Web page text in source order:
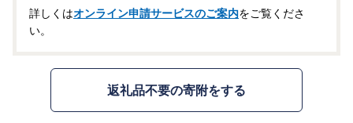
詳しくはオンライン申請サービスのご案内をご覧くださ
い。
返礼品不要の寄附をする